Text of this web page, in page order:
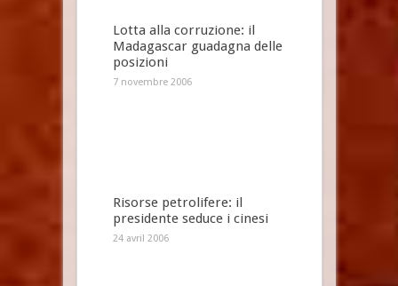
Lotta alla corruzione: il
Madagascar guadagna delle
posizioni
7 novembre 2006
Risorse petrolifere: il
presidente seduce i cinesi
24 avril 2006